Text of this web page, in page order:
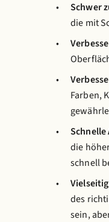
Schwer
die mit
Farben,
die
schnell
des
sein,